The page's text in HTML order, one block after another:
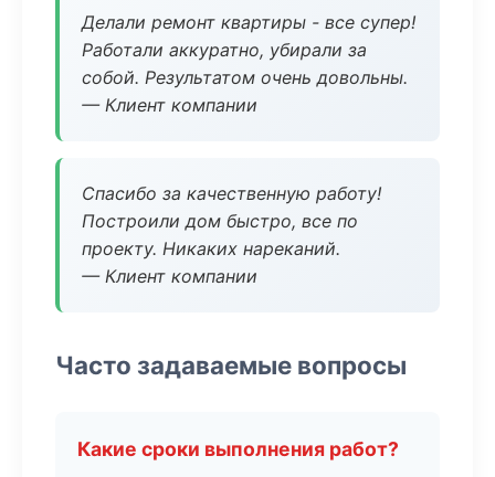
Делали ремонт квартиры - все супер!
Работали аккуратно, убирали за
собой. Результатом очень довольны.
— Клиент компании
Спасибо за качественную работу!
Построили дом быстро, все по
проекту. Никаких нареканий.
— Клиент компании
Часто задаваемые вопросы
Какие сроки выполнения работ?